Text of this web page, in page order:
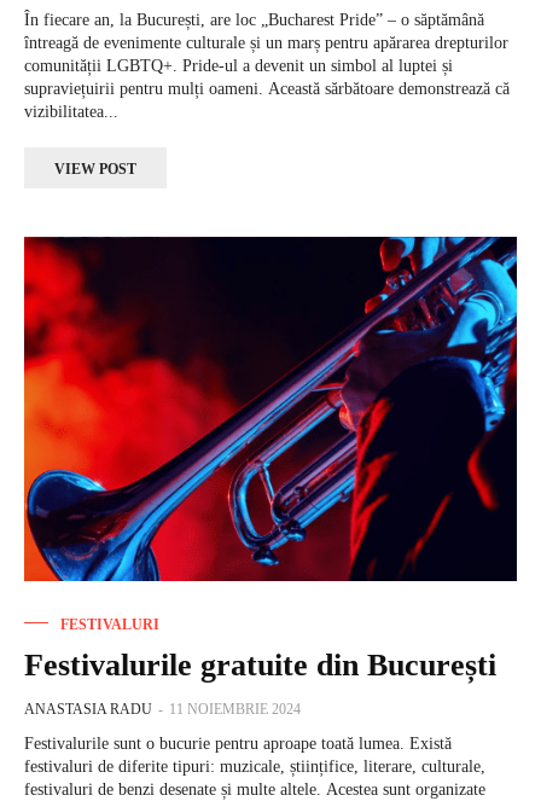
În fiecare an, la București, are loc „Bucharest Pride” – o săptămână
întreagă de evenimente culturale și un marș pentru apărarea drepturilor
comunității LGBTQ+. Pride-ul a devenit un simbol al luptei și
supraviețuirii pentru mulți oameni. Această sărbătoare demonstrează că
vizibilitatea...
VIEW POST
FESTIVALURI
Festivalurile gratuite din București
ANASTASIA RADU - 11 NOIEMBRIE 2024
Festivalurile sunt o bucurie pentru aproape toată lumea. Există
festivaluri de diferite tipuri: muzicale, științifice, literare, culturale,
festivaluri de benzi desenate și multe altele. Acestea sunt organizate